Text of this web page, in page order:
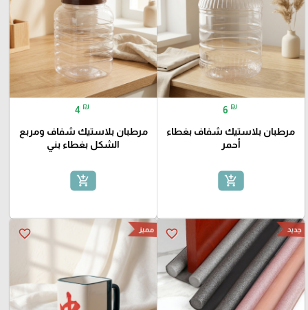
6 ₪
مرطبان بلاستيك شفاف بغطاء
أحمر
add_shopping_cart
4 ₪
مرطبان بلاستيك شفاف ومربع
الشكل بغطاء بني
add_shopping_cart
favorite_border جديد favorite_border مميز